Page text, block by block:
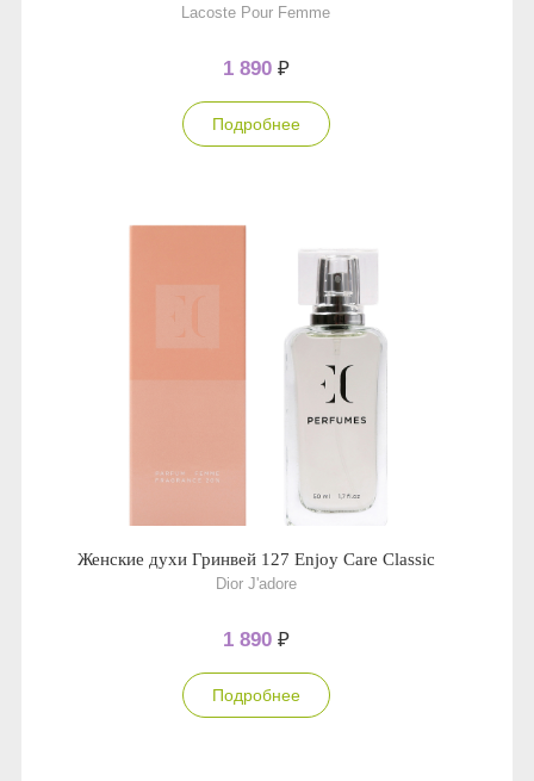
Lacoste Pour Femme
1 890 ₽
Подробнее
Женские духи Гринвей 127 Enjoy Care Classic
Dior J'adore
1 890 ₽
Подробнее